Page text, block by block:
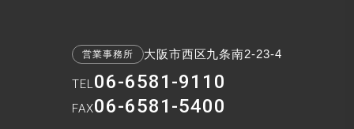
営業事務所 大阪市西区九条南2-23-4
TEL06-6581-9110
FAX06-6581-5400